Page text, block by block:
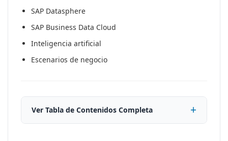
SAP Datasphere
SAP Business Data Cloud
Inteligencia artificial
Escenarios de negocio
Ver Tabla de Contenidos Completa